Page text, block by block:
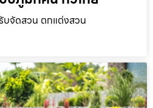
จัดสวน ตกแต่งสวน